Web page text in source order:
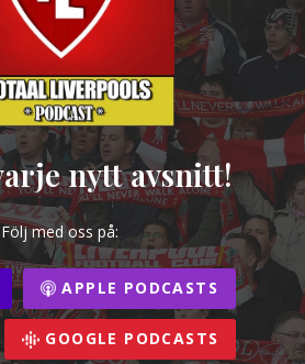
nytt avsnitt!
Följ med oss på:
APPLE PODCASTS
GOOGLE PODCASTS